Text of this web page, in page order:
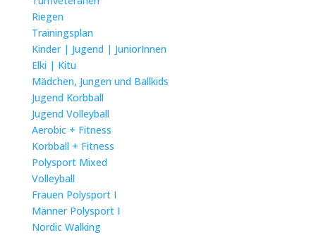
Riegen
Trainingsplan
Kinder | Jugend | JuniorInnen
Elki | Kitu
Mädchen, Jungen und Ballkids
Jugend Korbball
Jugend Volleyball
Aerobic + Fitness
Korbball + Fitness
Polysport Mixed
Volleyball
Frauen Polysport I
Männer Polysport I
Nordic Walking